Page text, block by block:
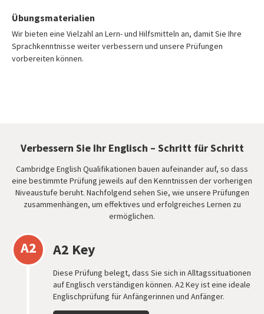
Übungsmaterialien
Wir bieten eine Vielzahl an Lern- und Hilfsmitteln an, damit Sie Ihre
Sprachkenntnisse weiter verbessern und unsere Prüfungen
vorbereiten können.
Verbessern Sie Ihr Englisch – Schritt für Schritt
Cambridge English Qualifikationen bauen aufeinander auf, so dass
eine bestimmte Prüfung jeweils auf den Kenntnissen der vorherigen
Niveaustufe beruht. Nachfolgend sehen Sie, wie unsere Prüfungen
zusammenhängen, um effektives und erfolgreiches Lernen zu
ermöglichen.
A2 A2 Key
Diese Prüfung belegt, dass Sie sich in Alltagssituationen
auf Englisch verständigen können. A2 Key ist eine ideale
Englischprüfung für Anfängerinnen und Anfänger.